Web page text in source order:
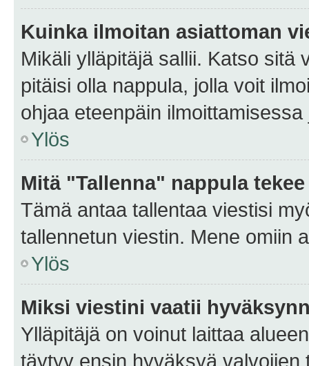
Kuinka ilmoitan asiattoman
Mikäli ylläpitäjä sallii. Katso sitä
pitäisi olla nappula, jolla voit
ohjaa eteenpäin
Ylös
Mitä "Tallenna" nappula
Tämä antaa tallentaa viestisi
tallennetun viestin. Mene omiin
Ylös
Miksi viestini vaatii
Ylläpitäjä on voinut laittaa
täytyy ensin hyväksyä